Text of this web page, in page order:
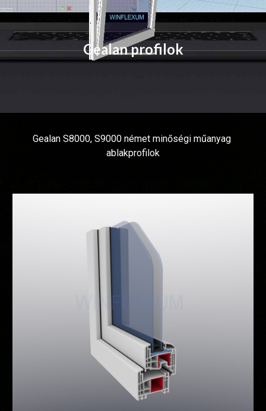
Gealan profilok
Gealan S8000, S9000 német minőségi műanyag
ablakprofilok